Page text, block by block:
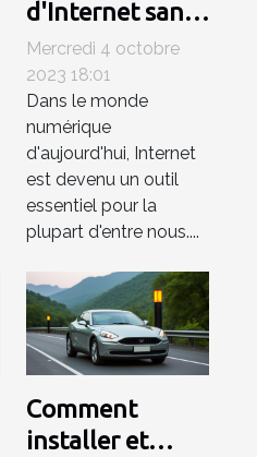
d'Internet sans
antivirus:
comprendre les
risques
Mercredi 4 octobre
2023 18:01
Dans le monde
numérique
d'aujourd'hui, Internet
est devenu un outil
essentiel pour la
plupart d'entre nous....
Comment
installer et